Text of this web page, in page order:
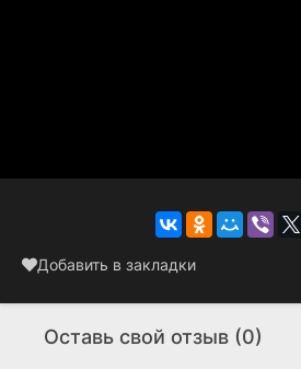
Добавить в закладки
Оставь свой отзыв (0)